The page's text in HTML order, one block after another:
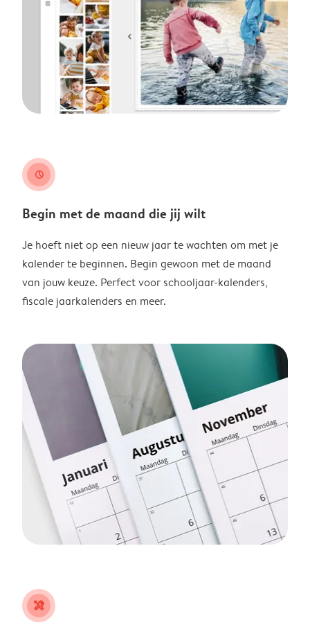
clock
Begin met de maand die jij wilt
Je hoeft niet op een nieuw jaar te wachten om met je
kalender te beginnen. Begin gewoon met de maand
van jouw keuze. Perfect voor schooljaar-kalenders,
fiscale jaarkalenders en meer.
tools